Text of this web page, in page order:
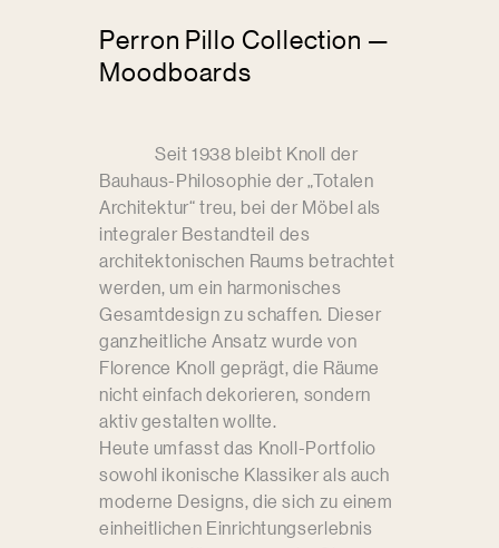
Perron Pillo Collection —
Moodboards
Seit 1938 bleibt Knoll der
Bauhaus-Philosophie der „Totalen
Architektur“ treu, bei der Möbel als
integraler Bestandteil des
architektonischen Raums betrachtet
werden, um ein harmonisches
Gesamtdesign zu schaffen. Dieser
ganzheitliche Ansatz wurde von
Florence Knoll geprägt, die Räume
nicht einfach dekorieren, sondern
aktiv gestalten wollte.
Heute umfasst das Knoll-Portfolio
sowohl ikonische Klassiker als auch
moderne Designs, die sich zu einem
einheitlichen Einrichtungserlebnis